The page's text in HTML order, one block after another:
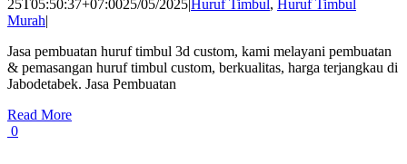
25T05:50:37+07:0025/05/2025|Huruf Timbul, Huruf Timbul
Murah|
Jasa pembuatan huruf timbul 3d custom, kami melayani pembuatan
& pemasangan huruf timbul custom, berkualitas, harga terjangkau di
Jabodetabek. Jasa Pembuatan
Read More
0